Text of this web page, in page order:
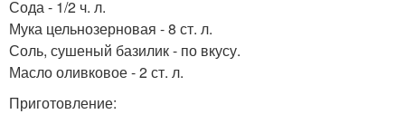
Сода - 1/2 ч. л.
Мука цельнозерновая - 8 ст. л.
Соль, сушеный базилик - по вкусу.
Масло оливковое - 2 ст. л.
Приготовление: